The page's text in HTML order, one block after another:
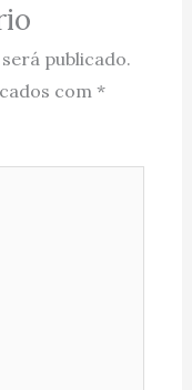
publicado.
com *